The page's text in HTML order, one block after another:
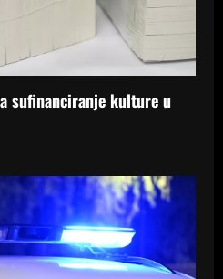
sufinanciranje kulture u